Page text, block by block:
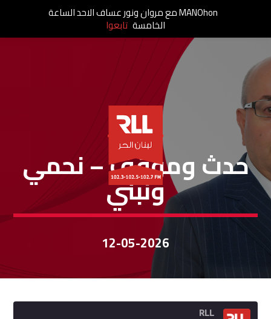
حَدَثٌ ومَوقِف
حدث وموقف – نحمي
ونبني
12-05-2026
RLL
MANOhon مع مروان ونور عساف الاحد الساعة
الخامسة تابعوا